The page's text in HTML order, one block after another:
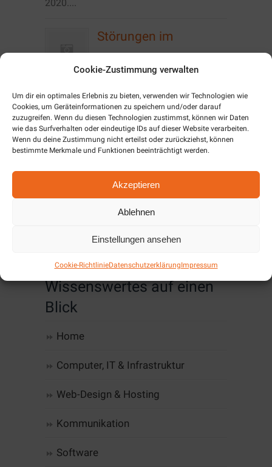
Cookie-Zustimmung verwalten
Um dir ein optimales Erlebnis zu bieten, verwenden wir Technologien wie
Cookies, um Geräteinformationen zu speichern und/oder darauf
zuzugreifen. Wenn du diesen Technologien zustimmst, können wir Daten
wie das Surfverhalten oder eindeutige IDs auf dieser Website verarbeiten.
Wenn du deine Zustimmung nicht erteilst oder zurückziehst, können
bestimmte Merkmale und Funktionen beeinträchtigt werden.
Akzeptieren
Ablehnen
Einstellungen ansehen
Cookie-RichtlinieDatenschutzerklärungImpressum
2020....
Störungen im
Momentan kommt es im
Stadtgebiet von Zeulenroda zu Störungen
der Telefonie im Vodafone...
Angebote
2019
Oktober/November 2019....
Wissenswertes auf einen
Blick
Home
Computer, IT & Infrastruktur
Web-Design & Hosting
Kommunikation
Software